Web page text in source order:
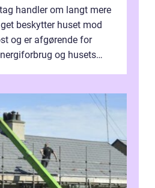
handler om langt mere
beskytter huset mod
og er afgørende for
og husets